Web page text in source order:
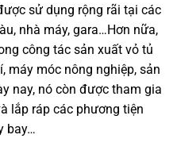
sử dụng rộng rãi tại các
nhà máy, gara…Hơn nữa,
công tác sản xuất vỏ tủ
máy móc nông nghiệp, sản
nay, nó còn được tham gia
lắp ráp các phương tiện
bay…